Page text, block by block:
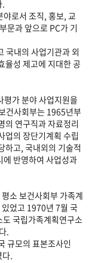
.
로서 조직, 홍보, 교
문과 앞으로 PC가 기
국내의 사업기관과 외
율성 제고에 지대한 공
가 분야 사업지원을
건사회부는 1965년부
의 연구직과 자료정리
업의 장단기계획 수립
하고, 국내외의 기술적
에 반영하여 사업성과
소 보건사회부 가족계
었고 1970년 7월 국
국립가족계획연구소
.
규모의 표본조사인
.